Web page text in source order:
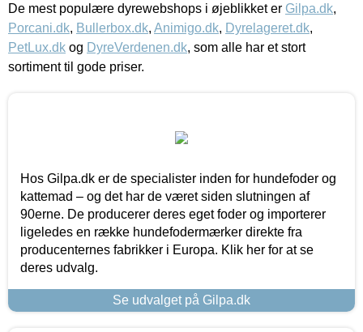
De mest populære dyrewebshops i øjeblikket er Gilpa.dk,
Porcani.dk, Bullerbox.dk, Animigo.dk, Dyrelageret.dk,
PetLux.dk og DyreVerdenen.dk, som alle har et stort
sortiment til gode priser.
Hos Gilpa.dk er de specialister inden for hundefoder og
kattemad – og det har de været siden slutningen af
90erne. De producerer deres eget foder og importerer
ligeledes en række hundefodermærker direkte fra
producenternes fabrikker i Europa. Klik her for at se
deres udvalg.
Se udvalget på Gilpa.dk